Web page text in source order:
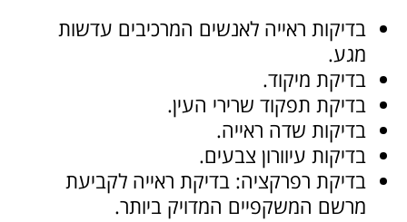
בדיקות ראייה לאנשים המרכיבים עדשות
מגע.
בדיקת מיקוד.
בדיקת תפקוד שרירי העין.
בדיקות שדה ראייה.
בדיקות עיוורון צבעים.
בדיקת רפרקציה: בדיקת ראייה לקביעת
מרשם המשקפיים המדויק ביותר.